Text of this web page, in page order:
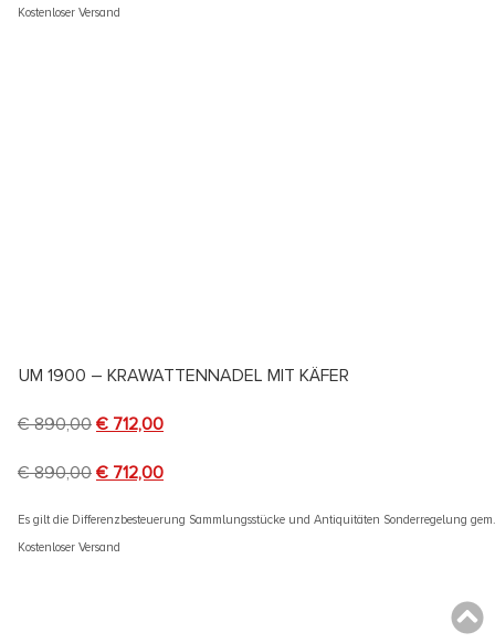
Kostenloser Versand
UM 1900 – KRAWATTENNADEL MIT KÄFER
€890,00 € 712,00
€890,00 € 712,00
Es gilt die Differenzbesteuerung Sammlungsstücke und Antiquitäten Sonderregelung
Kostenloser Versand